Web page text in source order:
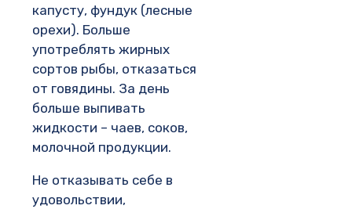
капусту, фундук (лесные
орехи). Больше
употреблять жирных
сортов рыбы, отказаться
от говядины. За день
больше выпивать
жидкости – чаев, соков,
молочной продукции.
Не отказывать себе в
удовольствии,